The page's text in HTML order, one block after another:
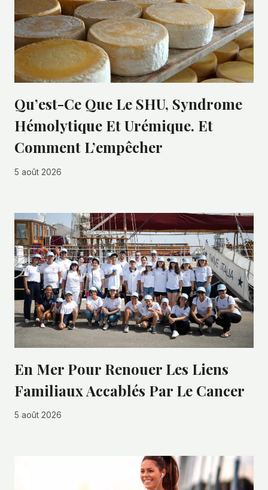
Qu’est-Ce Que Le SHU, Syndrome
Hémolytique Et Urémique. Et
Comment L’empêcher
5 août 2026
En Mer Pour Renouer Les Liens
Familiaux Accablés Par Le Cancer
5 août 2026